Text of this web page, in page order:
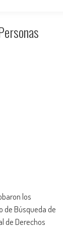
los
de Búsqueda de
de Derechos